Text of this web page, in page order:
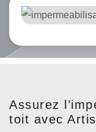
Assurez
toit avec